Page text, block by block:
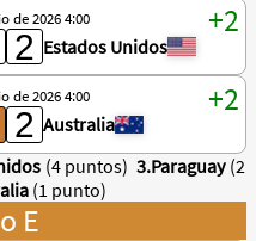
de 2026 4:00
Estados Unidos
de 2026 4:00
Australia
(4 puntos) 3.Paraguay (2
(1 punto)
E